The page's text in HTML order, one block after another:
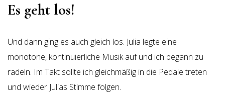
Es geht los!
Und dann ging es auch gleich los. Julia legte eine
monotone, kontinuierliche Musik auf und ich begann zu
radeln. Im Takt sollte ich gleichmäßig in die Pedale treten
und wieder Julias Stimme folgen.